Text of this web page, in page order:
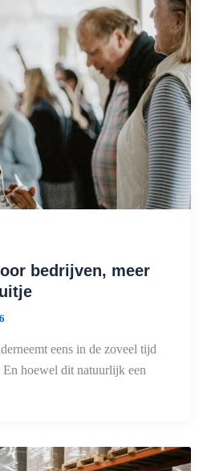
bedrijven, meer
eens in de zoveel tijd
En hoewel dit natuurlijk een